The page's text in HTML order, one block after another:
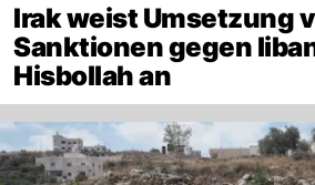
Irak weist Umsetzung
Sanktionen gegen
Hisbollah an